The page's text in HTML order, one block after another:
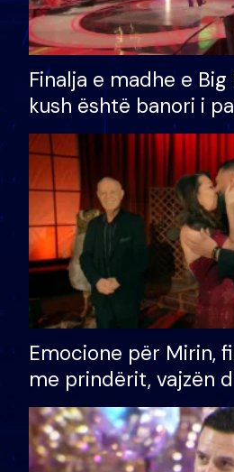
Finalja e madhe e
kush është banori i
shtëpinë dhe humb
të fituar çmimin e
Emocione për Mirin,
me prindërit, vajzën
bashkëshorten:
divorci apo jo?